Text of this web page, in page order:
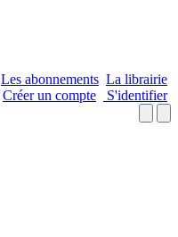
Les abonnements La librairie
Créer un compte
S'identifier